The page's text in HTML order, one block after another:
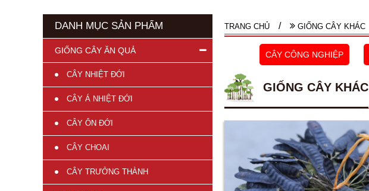
DANH MỤC SẢN PHẨM
GIỐNG CÂY ĂN QUẢ
CÂY NHIỆT ĐỚI
CÂY Á NHIỆT ĐỚI
CÂY ÔN ĐỚI
CÂY CHOAI
CÂY TRƯỞNG THÀNH
TRANG CHỦ GIỐNG CÂY KHÁC
CÂY CÔNG NGHIỆP
GIỐNG CÂY KHÁC